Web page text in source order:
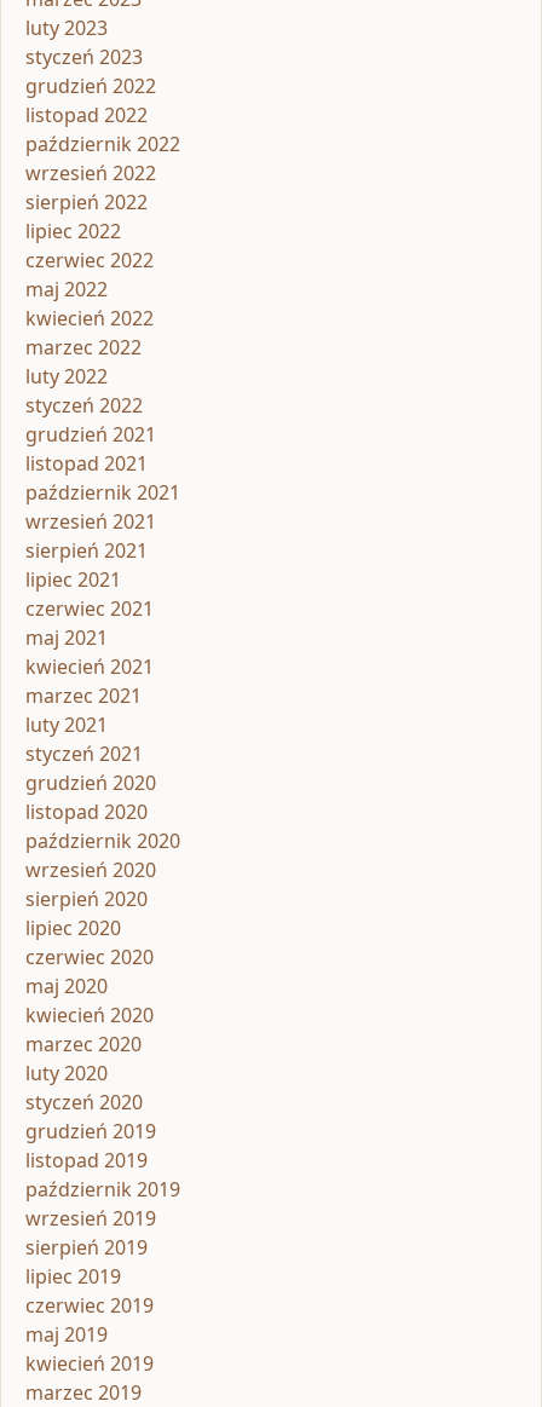
luty 2023
styczeń 2023
grudzień 2022
listopad 2022
październik 2022
wrzesień 2022
sierpień 2022
lipiec 2022
czerwiec 2022
maj 2022
kwiecień 2022
marzec 2022
luty 2022
styczeń 2022
grudzień 2021
listopad 2021
październik 2021
wrzesień 2021
sierpień 2021
lipiec 2021
czerwiec 2021
maj 2021
kwiecień 2021
marzec 2021
luty 2021
styczeń 2021
grudzień 2020
listopad 2020
październik 2020
wrzesień 2020
sierpień 2020
lipiec 2020
czerwiec 2020
maj 2020
kwiecień 2020
marzec 2020
luty 2020
styczeń 2020
grudzień 2019
listopad 2019
październik 2019
wrzesień 2019
sierpień 2019
lipiec 2019
czerwiec 2019
maj 2019
kwiecień 2019
marzec 2019